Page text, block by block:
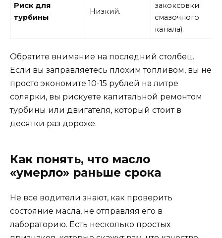
Риск для
турбины
Низкий.
закоксовки
смазочного
канала).
Обратите внимание на последний столбец.
Если вы заправляетесь плохим топливом, вы не
просто экономите 10-15 рублей на литре
солярки, вы рискуете капитальной ремонтом
турбины или двигателя, который стоит в
десятки раз дороже.
Как понять, что масло
«умерло» раньше срока
Не все водители знают, как проверить
состояние масла, не отправляя его в
лабораторию. Есть несколько простых